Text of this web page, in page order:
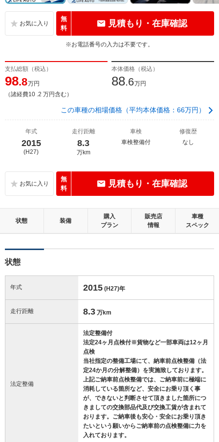
無
料
見積もり・在庫確認
※お電話番号の入力は不要です。
支払総額（税込）
98.8万円
（諸経費10 .2 万円含む）
本体価格（税込）
88.6万円
この車種の相場価格（平均本体価格：66万円）
年式
2015
(H27)
走行距離
8.3
万km
車検
車検整備付
修復歴
なし
無
料
見積もり・在庫確認
状態 装備
購入
プラン
販売店
情報
車種
スペック
状態
年式 2015 (H27)年
走行距離 8.3 万km
法定整備
法定整備付
法定24ヶ月点検付※貨物など一部車両は12ヶ月
点検
当社指定の整備工場にて、納車前点検整備（法
定24か月の分解整備）を実施致しております。
上記ご納車前点検整備では、ご納車前に極端に
消耗している箇所など、安全にお乗り頂く事
が、できないと判断させて頂きました箇所につ
きましての交換部品代及び交換工賃が含まれて
おります。ご納車後も安心・安全にお乗り頂き
たいという願いからご納車前の点検整備に力を
入れております。